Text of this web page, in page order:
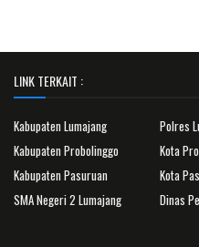
LINK TERKAIT :
Kabupaten Lumajang
Polres
Kabupaten Probolinggo
Kota
Kabupaten Pasuruan
Kota
SMA Negeri 2 Lumajang
Dinas